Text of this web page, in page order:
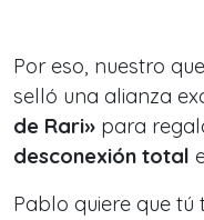
Por eso, nuestro
selló una alianza
de Rari» para
desconexión total
Pablo quiere que